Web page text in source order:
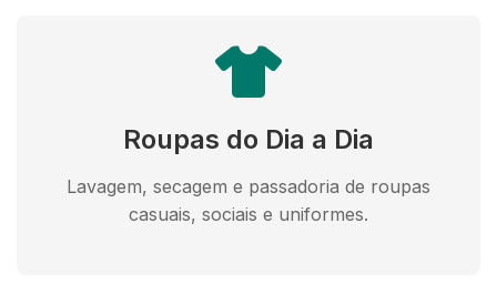
Roupas do Dia a Dia
Lavagem, secagem e passadoria de roupas
casuais, sociais e uniformes.